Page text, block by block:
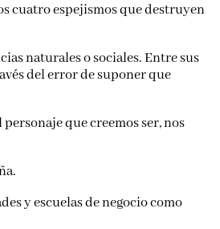
cuatro espejismos que destruyen
naturales o sociales. Entre sus
del error de suponer que
que creemos ser, nos
y escuelas de negocio como